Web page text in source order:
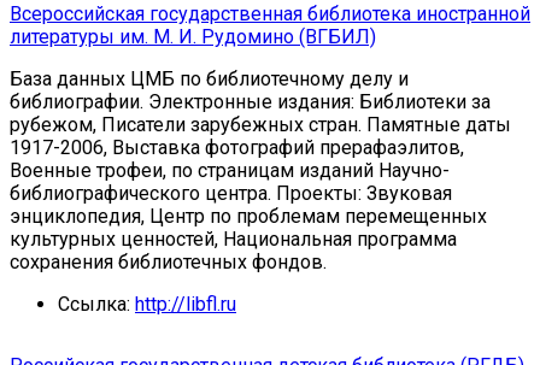
Всероссийская государственная библиотека иностранной
литературы им. М. И. Рудомино (ВГБИЛ)
База данных ЦМБ по библиотечному делу и
библиографии. Электронные издания: Библиотеки за
рубежом, Писатели зарубежных стран. Памятные даты
1917-2006, Выставка фотографий прерафаэлитов,
Военные трофеи, по страницам изданий Научно-
библиографического центра. Проекты: Звуковая
энциклопедия, Центр по проблемам перемещенных
культурных ценностей, Национальная программа
сохранения библиотечных фондов.
Ссылка: http://libfl.ru